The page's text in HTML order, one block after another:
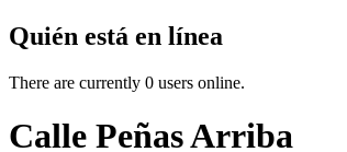
Quién está en línea
There are currently 0 users online.
Calle Peñas Arriba